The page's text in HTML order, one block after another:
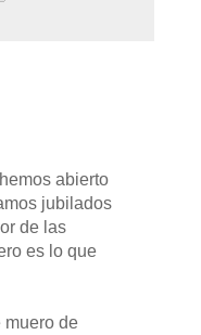
abierto
jubilados
de las
es lo que
muero de